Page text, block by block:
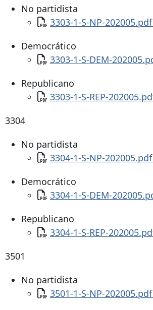
No partidista
Documento
3303-1-S-NP-202005.pdf
Democrático
Documento
3303-1-S-DEM-
Republicano
Documento
3303-1-S-REP-
3304
No partidista
Documento
3304-1-S-NP-202005.pdf
Democrático
Documento
3304-1-S-DEM-
Republicano
Documento
3304-1-S-REP-
3501
No partidista
Documento
3501-1-S-NP-202005.pdf